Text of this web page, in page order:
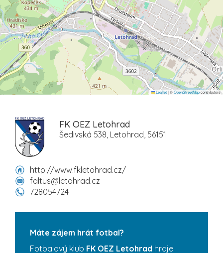
Leaflet|©OpenStreetMapcontributors
FK OEZ Letohrad
Šedivská 538, Letohrad, 56151
http://www.fkletohrad.cz/
faltus@letohrad.cz
728054724
Máte zájem hrát fotbal?
Fotbalový klub FK OEZ Letohrad hraje